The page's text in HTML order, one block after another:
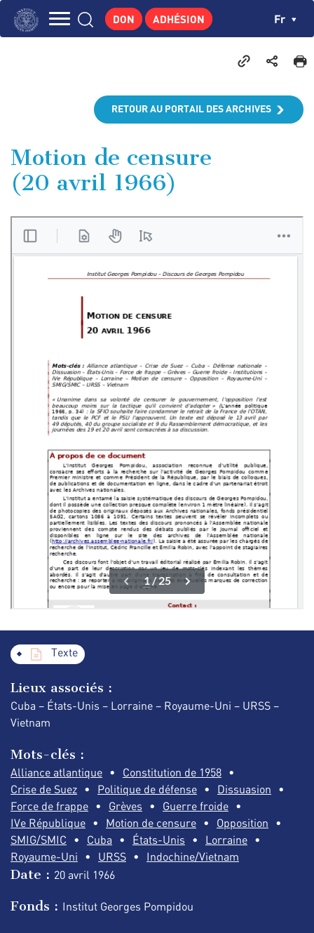
Aller
CENTRE DE RECHERCHES
PUBLICATIONS
ACTUALITÉS
ENSEIGNEMENT
DON ADHÉSION Fr
RETOUR AU PORTAIL DES ARCHIVES
Motion de censure
(20 avril 1966)
Texte
Lieux associés :
Cuba – États-Unis – Lorraine – Royaume-Uni – URSS –
Vietnam
Mots-clés :
Alliance atlantique
Constitution de 1958
Crise de Suez
Politique de défense
Dissuasion
Force de frappe
Grèves
Guerre froide
IVe République
Motion de censure
Opposition
SMIG/SMIC
Cuba États-Unis
Lorraine
Royaume-Uni
URSS Indochine/Vietnam
Date : 20 avril 1966
Fonds : Institut Georges Pompidou
Panneau de gestion des cookies